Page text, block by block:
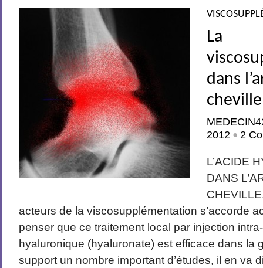
La
dans
cheville
2012 •2
L’ACIDE
DANS
acteurs de la viscosupplémentation s’accorde
penser que ce traitement local par injection
hyaluronique (hyaluronate) est efficace dans la
support un nombre important d’études, il en va